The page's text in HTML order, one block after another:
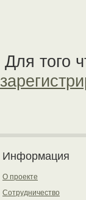
Для того
Информация
О проекте
Сотрудничество